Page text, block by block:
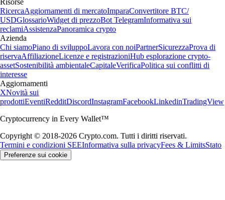
Risorse
RicercaAggiornamenti di mercatoImparaConvertitore BTC/
USDGlossarioWidget di prezzoBot TelegramInformativa sui
reclamiAssistenzaPanoramica crypto
Azienda
Chi siamoPiano di sviluppoLavora con noiPartnerSicurezzaProva di
riservaAffiliazioneLicenze e registrazioniHub esplorazione crypto-
assetSostenibilità ambientaleCapitaleVerificaPolitica sui conflitti di
interesse
Aggiornamenti
XNovità sui
prodottiEventiRedditDiscordInstagramFacebookLinkedinTradingView
Cryptocurrency in Every Wallet™
Copyright © 2018-2026 Crypto.com. Tutti i diritti riservati.
Termini e condizioni SEEInformativa sulla privacyFees & LimitsStato
Preferenze sui cookie